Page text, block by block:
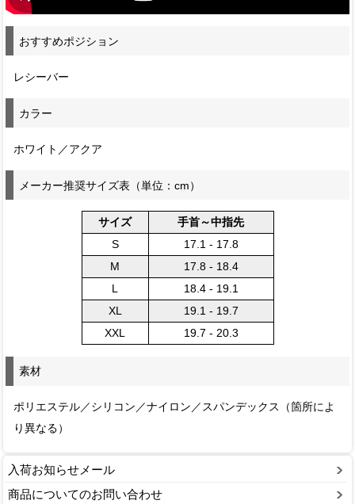
おすすめポジション
レシーバー
カラー
ホワイト／アクア
メーカー推奨サイズ表（単位：cm）
サイズ
手首～中指先
S
17.1 - 17.8
M
17.8 - 18.4
L
18.4 - 19.1
XL
19.1 - 19.7
XXL
19.7 - 20.3
素材
ポリエステル／シリコン／ナイロン／スパンデックス（箇所によ
り異なる）
入荷お知らせメール
商品についてのお問い合わせ